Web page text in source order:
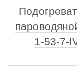
1-53-7-